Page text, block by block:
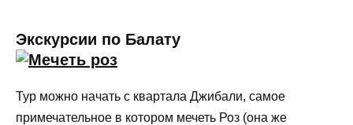
Экскурсии по Балату
Тур можно начать с квартала Джибали, самое
примечательное в котором мечеть Роз (она же